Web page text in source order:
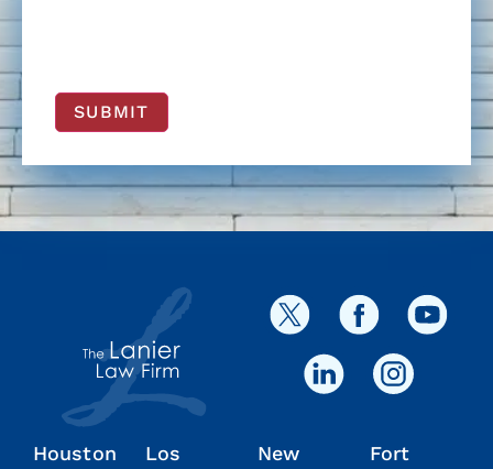
SUBMIT
Houston
Los
New
Fort